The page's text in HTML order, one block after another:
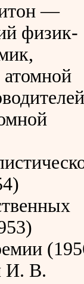
—
физик-
атомной
И. В.